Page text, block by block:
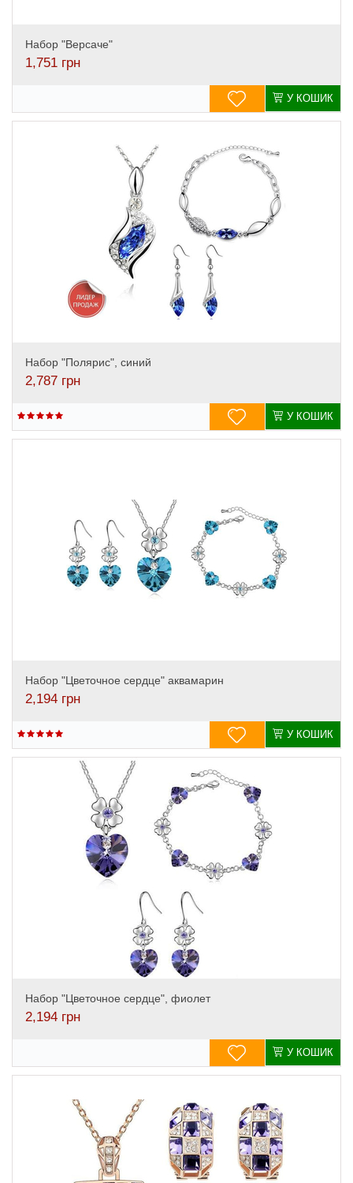
Набор "Версаче"
1,751 грн
У КОШИК
Набор "Полярис", синий
2,787 грн
У КОШИК
Набор "Цветочное сердце" аквамарин
2,194 грн
У КОШИК
Набор "Цветочное сердце", фиолет
2,194 грн
У КОШИК